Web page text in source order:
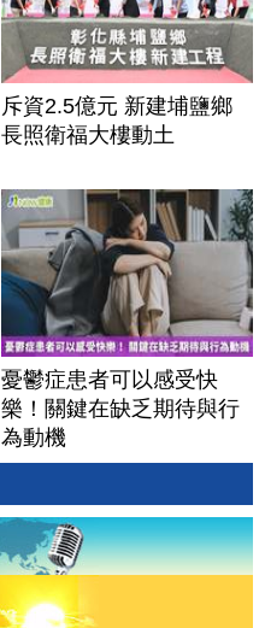
斥資2.5億元 新建埔鹽鄉
長照衛福大樓動土
憂鬱症患者可以感受快
樂！關鍵在缺乏期待與行
為動機